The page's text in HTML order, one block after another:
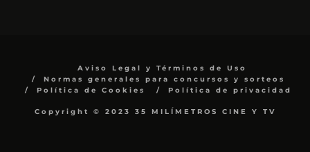
Aviso Legal y Términos de Uso
Normas generales para concursos y sorteos
Política de Cookies
Política de privacidad
Copyright © 2023 35 MILÍMETROS CINE Y TV